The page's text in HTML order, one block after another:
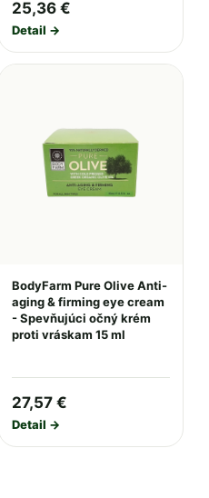
25,36 €
Detail →
BodyFarm Pure Olive Anti-
aging & firming eye cream
- Spevňujúci očný krém
proti vráskam 15 ml
27,57 €
Detail →